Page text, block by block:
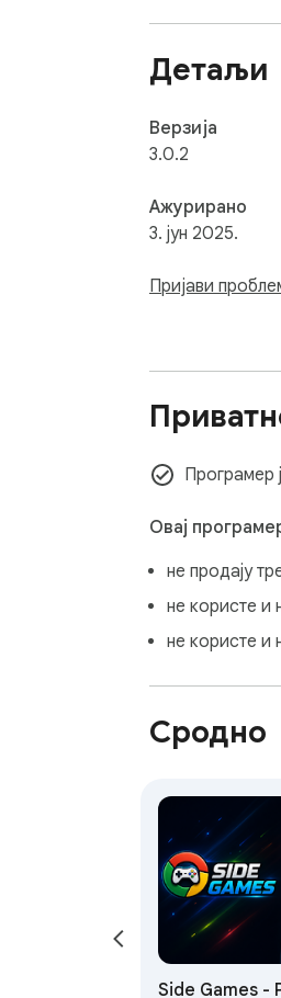
Детаљи
Верзија
3.0.2
Ажурирано
3. јун 2025.
Пријави
Програмер
Овај
не продају
не користе и
не користе и
Сродно
Side Games -